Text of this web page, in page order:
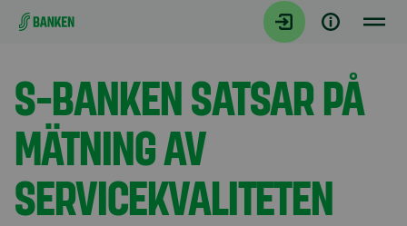
Gå direkt till innehållet
Aktuellt
S-BANKEN SATSAR PÅ
MÄTNING AV
SERVICEKVALITETEN